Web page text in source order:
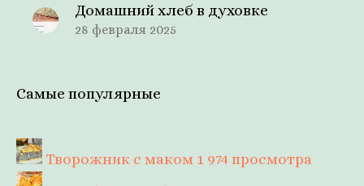
Домашний хлеб в духовке
28 февраля 2025
Самые популярные
Творожник с маком 1 974 просмотра